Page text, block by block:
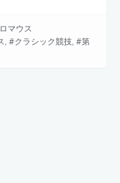
マウス
, クラシック競技,
第